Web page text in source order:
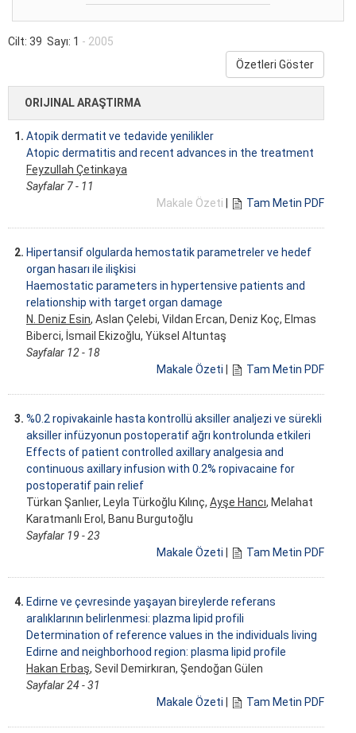
Cilt: 39 Sayı: 1 - 2005
Özetleri Göster
ORIJINAL ARAŞTIRMA
1. Atopik dermatit ve tedavide yenilikler
Atopic dermatitis and recent advances in the treatment
Feyzullah Çetinkaya
Sayfalar 7 - 11
Makale Özeti
Tam Metin PDF
2. Hipertansif olgularda hemostatik parametreler ve hedef
organ hasarı ile ilişkisi
Haemostatic parameters in hypertensive patients and
relationship with target organ damage
N. Deniz Esin, Aslan Çelebi, Vildan Ercan, Deniz Koç, Elmas
Biberci, İsmail Ekizoğlu, Yüksel Altuntaş
Sayfalar 12 - 18
Makale Özeti
Tam Metin PDF
3. %0.2 ropivakainle hasta kontrollü aksiller analjezi ve sürekli
aksiller infüzyonun postoperatif ağrı kontrolunda etkileri
Effects of patient controlled axillary analgesia and
continuous axillary infusion with 0.2% ropivacaine for
postoperatif pain relief
Türkan Şanlıer, Leyla Türkoğlu Kılınç, Ayşe Hancı, Melahat
Karatmanlı Erol, Banu Burgutoğlu
Sayfalar 19 - 23
Makale Özeti
Tam Metin PDF
4. Edirne ve çevresinde yaşayan bireylerde referans
aralıklarının belirlenmesi: plazma lipid profili
Determination of reference values in the individuals living
Edirne and neighborhood region: plasma lipid profile
Hakan Erbaş, Sevil Demirkıran, Şendoğan Gülen
Sayfalar 24 - 31
Makale Özeti
Tam Metin PDF